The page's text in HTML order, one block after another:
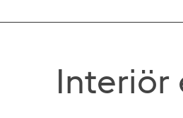
Interiör